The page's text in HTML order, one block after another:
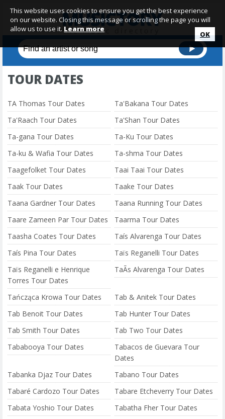
TOUR DATES
TA Thomas Tour Dates
Ta'Bakana Tour Dates
Ta'Raach Tour Dates
Ta'Shan Tour Dates
Ta-gana Tour Dates
Ta-Ku Tour Dates
Ta-ku & Wafia Tour Dates
Ta-shma Tour Dates
Taagefolket Tour Dates
Taai Taai Tour Dates
Taak Tour Dates
Taake Tour Dates
Taana Gardner Tour Dates
Taana Running Tour Dates
Taare Zameen Par Tour Dates
Taarma Tour Dates
Taasha Coates Tour Dates
Taís Alvarenga Tour Dates
Taís Pina Tour Dates
Taïs Reganelli Tour Dates
Taïs Reganelli e Henrique
Torres Tour Dates
TaÃ­s Alvarenga Tour Dates
Tańcząca Krowa Tour Dates
Tab & Anitek Tour Dates
Tab Benoit Tour Dates
Tab Hunter Tour Dates
Tab Smith Tour Dates
Tab Two Tour Dates
Tababooya Tour Dates
Tabacos de Guevara Tour
Dates
Tabanka Djaz Tour Dates
Tabano Tour Dates
Tabaré Cardozo Tour Dates
Tabare Etcheverry Tour Dates
Tabata Yoshio Tour Dates
Tabatha Fher Tour Dates
This website uses cookies to ensure you get the best experience
on our website. Closing this message or scrolling the page you will
allow us to use it. Learn more
OK